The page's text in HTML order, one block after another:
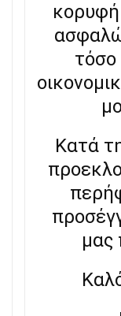
κορυφή
τόσο
Κατά
μας